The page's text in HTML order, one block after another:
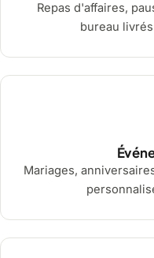
Repas d'affaires,
bureau
Mariages,